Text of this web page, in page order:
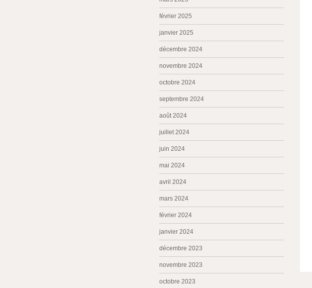
février 2025
janvier 2025
décembre 2024
novembre 2024
octobre 2024
septembre 2024
août 2024
juillet 2024
juin 2024
mai 2024
avril 2024
mars 2024
février 2024
janvier 2024
décembre 2023
novembre 2023
octobre 2023